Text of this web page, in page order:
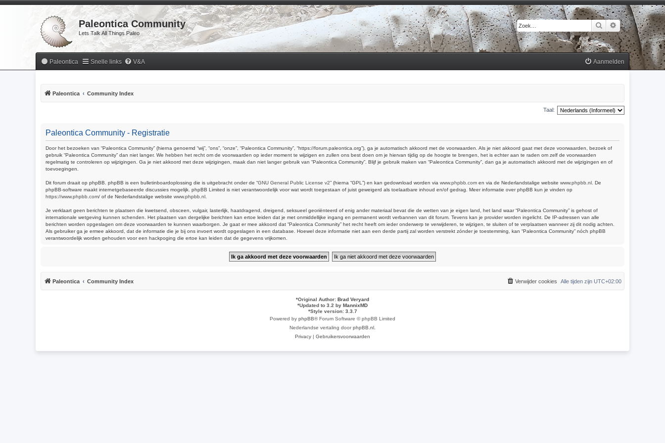
Paleontica Community
Lets Talk All Things Paleo
Zoek Uitgebreid
Paleontica Snelle links V&A Aanmelden
Paleontica Community Index
Taal:
Paleontica Community - Registratie
Door het bezoeken van “Paleontica Community” (hierna genoemd “wij”, “ons”, “onze”, “Paleontica Community”, “https://forum.paleontica.org”), ga je automatisch akkoord met de voorwaarden. Als je niet akkoord gaat met deze voorwaarden, bezoek of
gebruik “Paleontica Community” dan niet langer. We hebben het recht om de voorwaarden op ieder moment te wijzigen en zullen ons best doen om je hiervan tijdig op de hoogte te brengen, het is echter aan te raden om zelf de voorwaarden
regelmatig te controleren op wijzigingen. Ga je niet akkoord met deze wijzigingen, maak dan niet langer gebruik van “Paleontica Community”. Blijf je gebruik maken van “Paleontica Community”, dan ga je automatisch akkoord met de wijzigingen en of
toevoegingen.
Dit forum draait op phpBB. phpBB is een bulletinboardoplossing die is uitgebracht onder de “GNU General Public License v2” (hierna “GPL”) en kan gedownload worden via www.phpbb.com en via de Nederlandstalige website www.phpbb.nl . De
phpBB-software maakt internetgebaseerde discussies mogelijk. phpBB Limited is niet verantwoordelijk voor wat wordt toegestaan of juist geweigerd als toelaatbare inhoud en/of gedrag. Meer informatie over phpBB kun je vinden op
https://www.phpbb.com/ of de Nederlandstalige website www.phpbb.nl
Je verklaart geen berichten te plaatsen die kwetsend, obsceen, vulgair, lasterlijk, haatdragend, dreigend, seksueel georiënteerd of enig ander materiaal bevat die de wetten van je eigen land, het land waar “Paleontica Community” is gehost of
internationale wetgeving kunnen schenden. Het plaatsen van dergelijke berichten kan ertoe leiden dat je met onmiddellijke ingang en permanent wordt verbannen van dit forum. Tevens kan je provider worden ingelicht. De IP-adressen van alle
berichten worden opgeslagen om deze voorwaarden te kunnen waarborgen. Je gaat er mee akkoord dat “Paleontica Community” het recht heeft om ieder onderwerp te verwijderen, te wijzigen, te sluiten of te verplaatsen wanneer zij dit nodig achten.
Als gebruiker ga je ermee akkoord, dat de informatie die je bij ons invoert wordt opgeslagen in een database. Hoewel deze informatie niet aan een derde partij zal worden verstrekt zónder je toestemming, kan “Paleontica Community” nóch phpBB
verantwoordelijk worden gehouden voor een hackpoging die ertoe kan leiden dat de gegevens vrijkomen.
Paleontica Community Index Alle tijden zijn UTC+02:00
Verwijder cookies
*Original Author: Brad Veryard
*Updated to 3.2 by MannixMD
*Style version: 3.3.7
Powered by phpBB® Forum Software © phpBB Limited
Nederlandse vertaling doorphpBB.nl
Privacy | Gebruikersvoorwaarden